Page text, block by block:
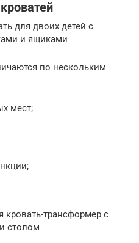
для двоих детей с
и ящиками
по нескольким
мест;
кровать-трансформер с
столом